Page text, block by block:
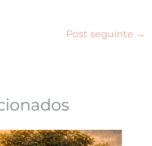
Post seguinte →